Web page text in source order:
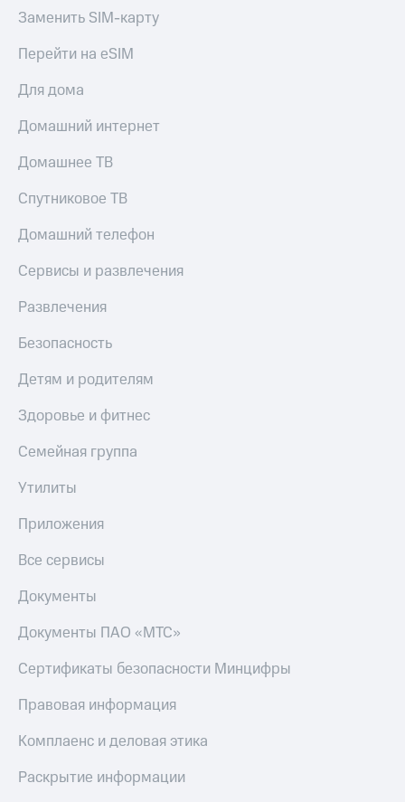
Заменить SIM-карту
Перейти на eSIM
Для дома
Домашний интернет
Домашнее ТВ
Спутниковое ТВ
Домашний телефон
Сервисы и развлечения
Развлечения
Безопасность
Детям и родителям
Здоровье и фитнес
Семейная группа
Утилиты
Приложения
Все сервисы
Документы
Документы ПАО «МТС»
Сертификаты безопасности Минцифры
Правовая информация
Комплаенс и деловая этика
Раскрытие информации